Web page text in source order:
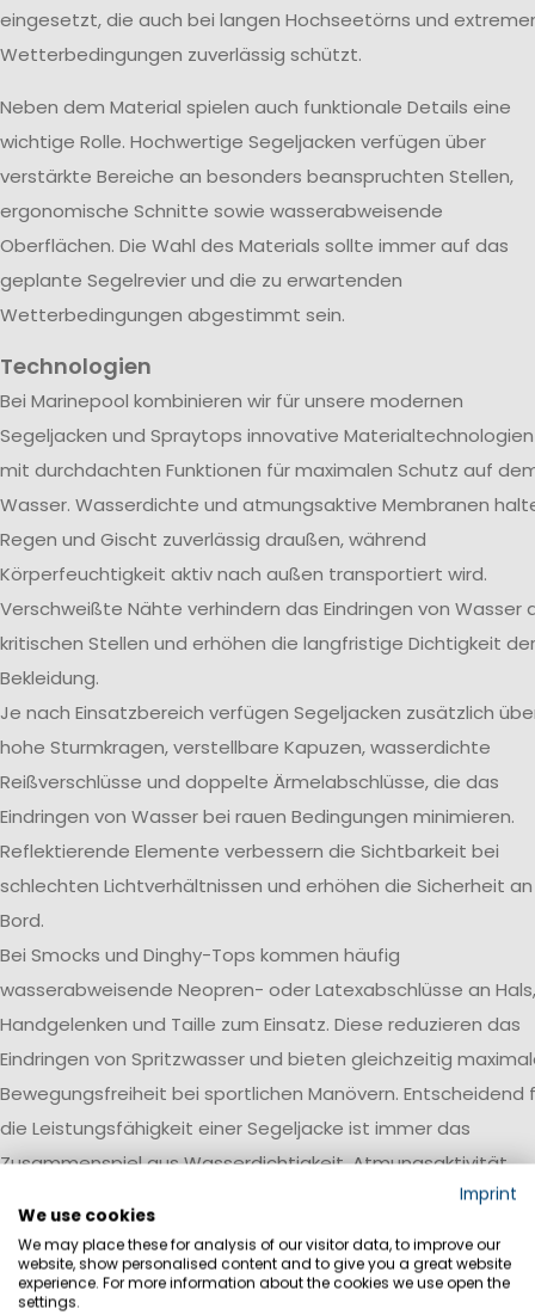
eingesetzt, die auch bei langen Hochseetörns und
Wetterbedingungen zuverlässig schützt.
Neben dem Material spielen auch funktionale Details eine
wichtige Rolle. Hochwertige Segeljacken verfügen über
verstärkte Bereiche an besonders beanspruchten Stellen,
ergonomische Schnitte sowie wasserabweisende
Oberflächen. Die Wahl des Materials sollte immer auf das
geplante Segelrevier und die zu erwartenden
Wetterbedingungen abgestimmt sein.
Technologien
Bei Marinepool kombinieren wir für unsere modernen
Segeljacken und Spraytops innovative Materialtechnologien
mit durchdachten Funktionen für maximalen Schutz auf
Wasser. Wasserdichte und atmungsaktive Membranen
Regen und Gischt zuverlässig draußen, während
Körperfeuchtigkeit aktiv nach außen transportiert wird.
Verschweißte Nähte verhindern das Eindringen von Wasser
kritischen Stellen und erhöhen die langfristige Dichtigkeit der
Bekleidung.
Je nach Einsatzbereich verfügen Segeljacken zusätzlich
hohe Sturmkragen, verstellbare Kapuzen, wasserdichte
Reißverschlüsse und doppelte Ärmelabschlüsse, die das
Eindringen von Wasser bei rauen Bedingungen minimieren.
Reflektierende Elemente verbessern die Sichtbarkeit bei
schlechten Lichtverhältnissen und erhöhen die Sicherheit an
Bord.
Bei Smocks und Dinghy-Tops kommen häufig
wasserabweisende Neopren- oder Latexabschlüsse an Hals,
Handgelenken und Taille zum Einsatz. Diese reduzieren das
Eindringen von Spritzwasser und bieten gleichzeitig
Bewegungsfreiheit bei sportlichen Manövern. Entscheidend
die Leistungsfähigkeit einer Segeljacke ist immer das
Zusammenspiel aus Wasserdichtigkeit, Atmungsaktivität,
Robustheit und einer auf den jeweiligen Einsatzbereich
abgestimmten Ausstattung.
Wasserdichtigkeit
Imprint
We use cookies
We may place these for analysis of our visitor data, to improve our
website, show personalised content and to give you a great website
experience. For more information about the cookies we use open the
settings.